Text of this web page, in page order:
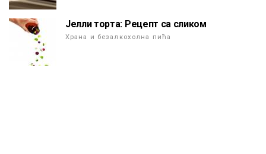
Јелли торта: Рецепт са сликом
Храна и безалкохолна пића